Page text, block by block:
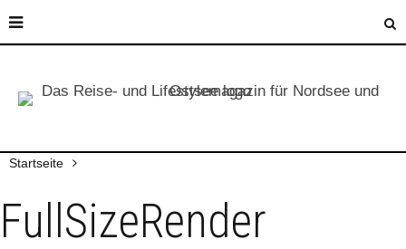
Startseite
FullSizeRender